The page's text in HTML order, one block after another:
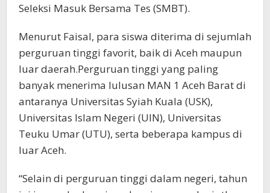
Seleksi Masuk Bersama Tes (SMBT).
Menurut Faisal, para siswa diterima di sejumlah
perguruan tinggi favorit, baik di Aceh maupun
luar daerah.Perguruan tinggi yang paling
banyak menerima lulusan MAN 1 Aceh Barat di
antaranya Universitas Syiah Kuala (USK),
Universitas Islam Negeri (UIN), Universitas
Teuku Umar (UTU), serta beberapa kampus di
luar Aceh.
“Selain di perguruan tinggi dalam negeri, tahun